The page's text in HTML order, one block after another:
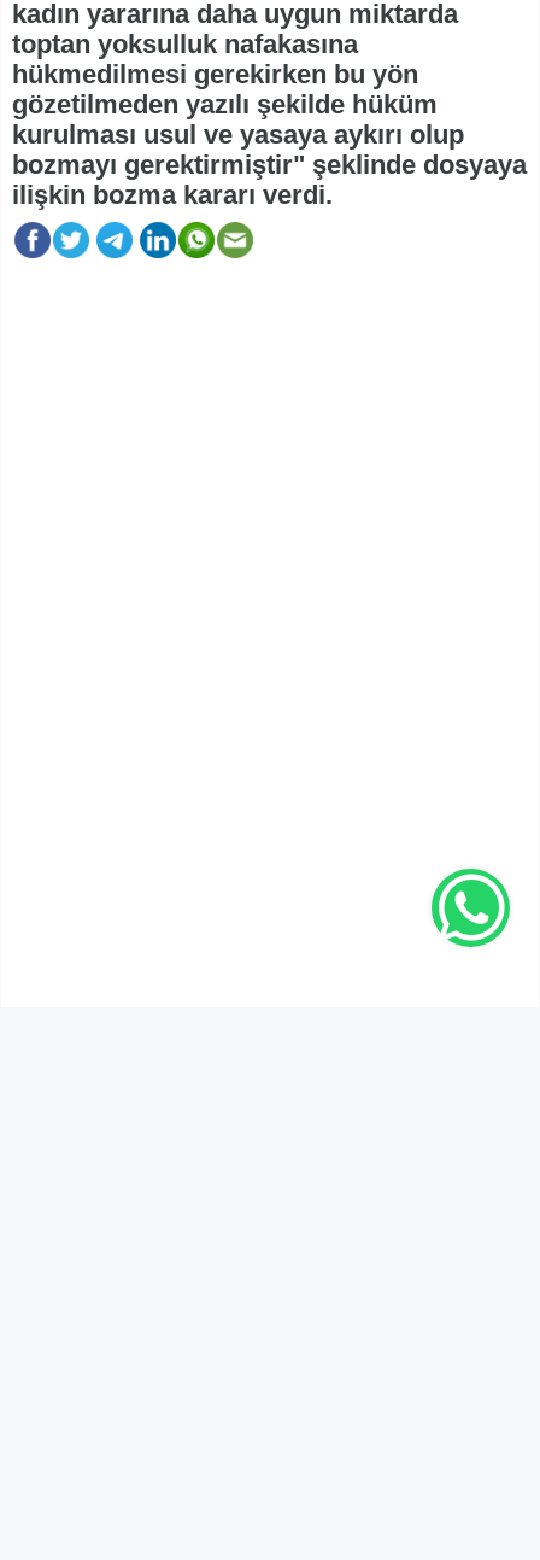
kadın yararına daha uygun miktarda
toptan yoksulluk nafakasına
hükmedilmesi gerekirken bu yön
gözetilmeden yazılı şekilde hüküm
kurulması usul ve yasaya aykırı olup
bozmayı gerektirmiştir" şeklinde dosyaya
ilişkin bozma kararı verdi.